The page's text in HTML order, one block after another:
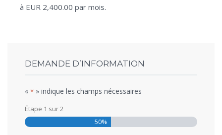
à EUR 2,400.00 par mois.
DEMANDE D’INFORMATION
« * » indique les champs nécessaires
Étape 1 sur2
50%